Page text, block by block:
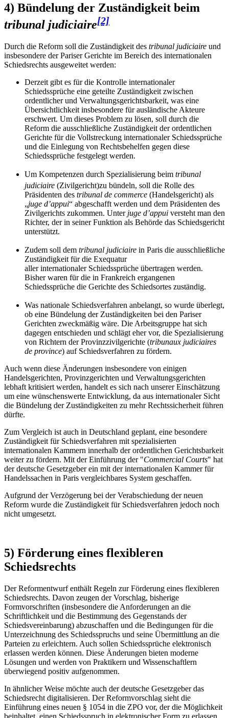
4) Bündelung der Zuständigkeit beim
tribunal judiciaire[2]
Durch die Reform soll die Zuständigkeit des tribunal judiciaire und
insbesondere der Pariser Gerichte im Bereich des internationalen
Schiedsrechts ausgeweitet werden:
Derzeit gibt es für die Kontrolle internationaler
Schiedssprüche eine geteilte Zuständigkeit zwischen
ordentlicher und Verwaltungsgerichtsbarkeit, was eine
Übersichtlichkeit insbesondere für ausländische Akteure
erschwert. Um dieses Problem zu lösen, soll durch die
Reform die ausschließliche Zuständigkeit der ordentlichen
Gerichte für die Vollstreckung internationaler Schiedssprüche
und die Einlegung von Rechtsbehelfen gegen diese
Schiedssprüche festgelegt werden.
Um Kompetenzen durch Spezialisierung beim tribunal
judiciaire (Zivilgericht)zu bündeln, soll die Rolle des
Präsidenten des tribunal de commerce (Handelsgericht) als
„juge d’appui“ abgeschafft werden und dem Präsidenten des
Zivilgerichts zukommen. Unter juge d’appui versteht man den
Richter, der in seiner Funktion als Behörde das Schiedsgericht
unterstützt.
Zudem soll dem tribunal judiciaire in Paris die ausschließliche
Zuständigkeit für die Exequatur
aller internationaler Schiedssprüche übertragen werden.
Bisher waren für die in Frankreich ergangenen
Schiedssprüche die Gerichte des Schiedsortes zuständig.
Was nationale Schiedsverfahren anbelangt, so wurde überlegt,
ob eine Bündelung der Zuständigkeiten bei den Pariser
Gerichten zweckmäßig wäre. Die Arbeitsgruppe hat sich
dagegen entschieden und schlägt eher vor, die Spezialisierung
von Richtern der Provinzzivilgerichte (tribunaux judiciaires
de province) auf Schiedsverfahren zu fördern.
Auch wenn diese Änderungen insbesondere von einigen
Handelsgerichten, Provinzgerichten und Verwaltungsgerichten
lebhaft kritisiert werden, handelt es sich nach unserer Einschätzung
um eine wünschenswerte Entwicklung, da aus internationaler Sicht
die Bündelung der Zuständigkeiten zu mehr Rechtssicherheit führen
dürfte.
Zum Vergleich ist auch in Deutschland geplant, eine besondere
Zuständigkeit für Schiedsverfahren mit spezialisierten
internationalen Kammern innerhalb der ordentlichen Gerichtsbarkeit
weiter zu fördern. Mit der Einführung der "Commercial Courts" hat
der deutsche Gesetzgeber ein mit der internationalen Kammer für
Handelssachen in Paris vergleichbares System geschaffen.
Aufgrund der Verzögerung bei der Verabschiedung der neuen
Reform wurde die Zuständigkeit für Schiedsverfahren jedoch noch
nicht umgesetzt.
5) Förderung eines flexibleren
Schiedsrechts
Der Reformentwurf enthält Regeln zur Förderung eines flexibleren
Schiedsrechts. Davon zeugen der Vorschlag, bisherige
Formvorschriften (insbesondere die Anforderungen an die
Schriftlichkeit und die Bestimmung des Gegenstands der
Schiedsvereinbarung) abzuschaffen und die Bedingungen für die
Unterzeichnung des Schiedsspruchs und seine Übermittlung an die
Parteien zu erleichtern. Auch sollen Schiedssprüche elektronisch
erlassen werden können. Diese Änderungen bieten moderne
Lösungen und werden von Praktikern und Wissenschaftlern
überwiegend positiv aufgenommen.
In ähnlicher Weise möchte auch der deutsche Gesetzgeber das
Schiedsrecht digitalisieren. Der Reformvorschlag sieht die
Einführung eines neuen § 1054 in die ZPO vor, der die Möglichkeit
beinhaltet, einen Schiedsspruch in elektronischer Form zu erlassen.